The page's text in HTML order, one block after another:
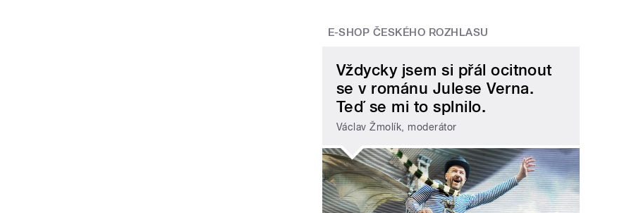
E-SHOP ČESKÉHO ROZHLASU
Vždycky jsem si přál ocitnout
se v románu Julese Verna.
Teď se mi to splnilo.
Václav Žmolík, moderátor